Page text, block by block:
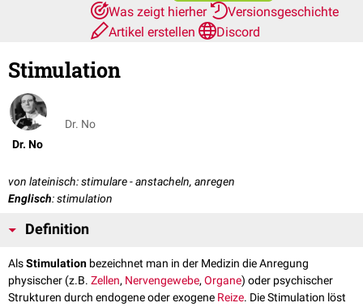
Was zeigt hierher
Versionsgeschichte
Artikel erstellen
Discord
Stimulation
Dr. No
Dr. No
von lateinisch: stimulare - anstacheln, anregen
Englisch: stimulation
Definition
AlsStimulation bezeichnet man in der Medizin die Anregung
physischer (z.B. Zellen, Nervengewebe, Organe) oder psychischer
Strukturen durch endogene oder exogene Reize. Die Stimulation löst